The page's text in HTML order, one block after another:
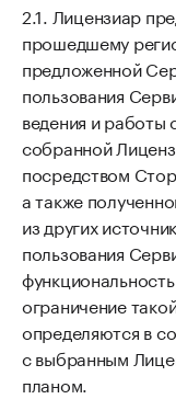
Лицензиар
прошедшему
предложенной
пользования
ведения и работы
собранной
посредством
а также
из других
пользования
ограничение
определяются в
с выбранным
планом.